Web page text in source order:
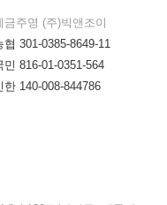
금주명 (주)빅앤조이
협 301-0385-8649-11
민 816-01-0351-564
한 140-008-844786